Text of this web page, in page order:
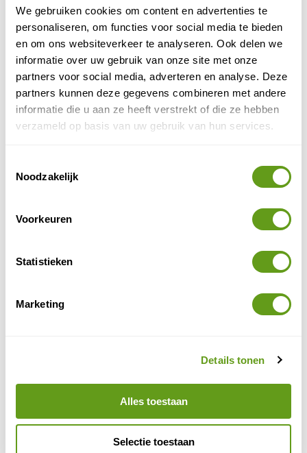
We gebruiken cookies om content en advertenties te
personaliseren, om functies voor social media te bieden
en om ons websiteverkeer te analyseren. Ook delen we
informatie over uw gebruik van onze site met onze
partners voor social media, adverteren en analyse. Deze
partners kunnen deze gegevens combineren met andere
informatie die u aan ze heeft verstrekt of die ze hebben
verzameld op basis van uw gebruik van hun services.
Noodzakelijk
Voorkeuren
Statistieken
Marketing
Details tonen
Alles toestaan
Selectie toestaan
bezienswaardigheden liggen in en rond het park; de
Vajdahunyadburcht, de Széchenyibaden, restaurant
Gundel, de Állatkert zoo, het Landbouwmuseum,
Nagycirkusz, attractiepark Vidámpark, het standbeeld
van Anonymus en het Vervoersmuseum.
Deze musea maken deel uit van het Liget Budapest
Project, waarbij het park heringericht wordt met
Boedapest zijn adembenemend om te zien. Je vindt
hier een mix van stijlen, van Romeinse overblijfselen